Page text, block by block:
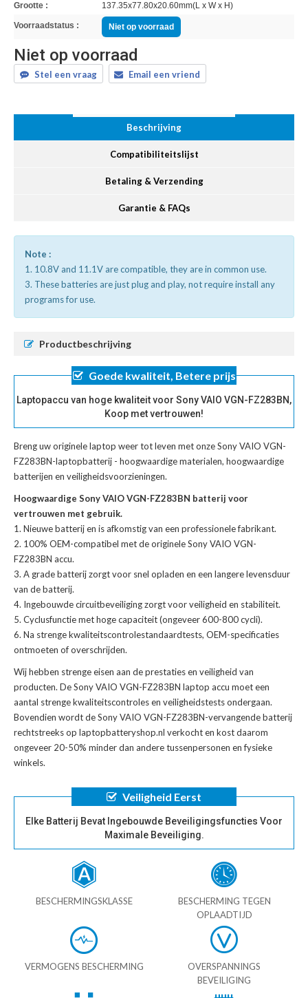
Grootte :
137.35x77.80x20.60mm(L x W x H)
Voorraadstatus : Niet op voorraad
Niet op voorraad
Stel een vraag Email een vriend
Beschrijving
Compatibiliteitslijst
Betaling & Verzending
Garantie & FAQs
Note :
1. 10.8V and 11.1V are compatible, they are in common use.
3. These batteries are just plug and play, not require install any
programs for use.
Productbeschrijving
Goede kwaliteit, Betere prijs
Laptopaccu van hoge kwaliteit voor Sony VAIO VGN-FZ283BN,
Koop met vertrouwen!
Breng uw originele laptop weer tot leven met onzeSony VAIO VGN-
FZ283BN-laptopbatterij - hoogwaardige materialen, hoogwaardige
batterijen en veiligheidsvoorzieningen.
Hoogwaardige Sony VAIO VGN-FZ283BN batterij voor
vertrouwen met gebruik.
Nieuwe batterij en is afkomstig van een professionele fabrikant.
100% OEM-compatibel met deoriginele Sony VAIO VGN-
FZ283BN accu.
A grade batterij zorgt voor snel opladen en een langere levensduur
van de batterij.
Ingebouwde circuitbeveiliging zorgt voor veiligheid en stabiliteit.
Cyclusfunctie met hoge capaciteit (ongeveer 600-800 cycli).
Na strenge kwaliteitscontrolestandaardtests, OEM-specificaties
ontmoeten of overschrijden.
Wij hebben strenge eisen aan de prestaties en veiligheid van
producten. DeSony VAIO VGN-FZ283BN laptop accu moet een
aantal strenge kwaliteitscontroles en veiligheidstests ondergaan.
Bovendien wordt deSony VAIO VGN-FZ283BN-vervangende batterij
rechtstreeks op laptopbatteryshop.nl verkocht en kost daarom
ongeveer 20-50% minder dan andere tussenpersonen en fysieke
winkels.
Veiligheid Eerst
Elke Batterij Bevat Ingebouwde Beveiligingsfuncties Voor
Maximale Beveiliging.
BESCHERMINGSKLASSE
BESCHERMING TEGEN
OPLAADTIJD
VERMOGENS BESCHERMING
OVERSPANNINGS
BEVEILIGING